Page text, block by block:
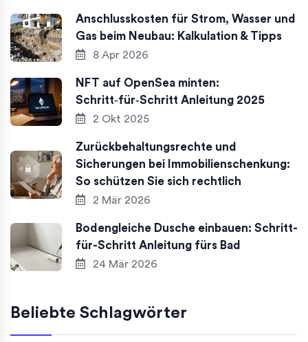
Anschlusskosten für Strom, Wasser und
Gas beim Neubau: Kalkulation & Tipps
8 Apr 2026
NFT auf OpenSea minten:
Schritt‑für‑Schritt Anleitung 2025
2 Okt 2025
Zurückbehaltungsrechte und
Sicherungen bei Immobilienschenkung:
So schützen Sie sich rechtlich
2 Mär 2026
Bodengleiche Dusche einbauen: Schritt-
für-Schritt Anleitung fürs Bad
24 Mär 2026
Beliebte Schlagwörter